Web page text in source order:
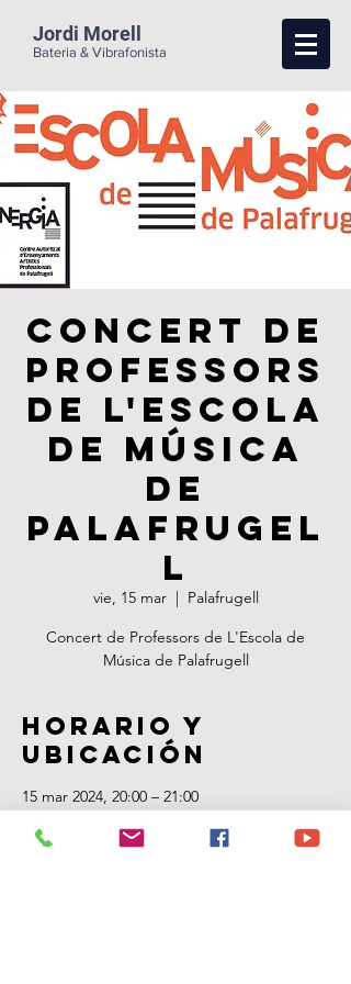
Jordi Morell
Bateria & Vibrafonista
Concert de
Professors
de L'Escola
de Música
de
Palafrugel
l
vie, 15 mar
  |
Palafrugell
Concert de Professors de L'Escola de
Música de Palafrugell
Horario y
ubicación
15 mar 2024, 20:00 – 21:00
Palafrugell, Carrer de Santa Margarida, 1,
17200 Palafrugell, Girona, Espanya